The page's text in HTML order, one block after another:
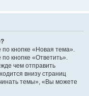
кнопке «Новая тема».
кнопке «Ответить».
чем отправить
внизу страниц
темы», «Вы можете